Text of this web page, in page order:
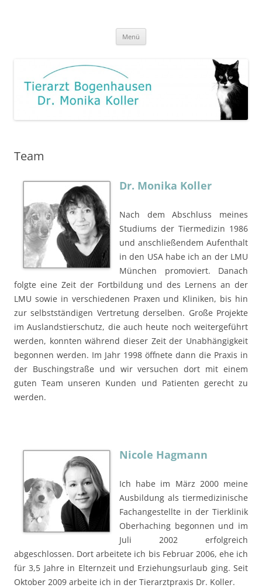
Menü
Team
Dr. Monika Koller
Nach dem Abschluss meines
Studiums der Tiermedizin 1986
und anschließendem Aufenthalt
in den USA habe ich an der LMU
München promoviert. Danach
folgte eine Zeit der Fortbildung und des Lernens an der
LMU sowie in verschiedenen Praxen und Kliniken, bis hin
zur selbstständigen Vertretung derselben. Große Projekte
im Auslandstierschutz, die auch heute noch weitergeführt
werden, konnten während dieser Zeit der Unabhängigkeit
begonnen werden. Im Jahr 1998 öffnete dann die Praxis in
der Buschingstraße und wir versuchen dort mit einem
guten Team unseren Kunden und Patienten gerecht zu
werden.
Nicole Hagmann
Ich habe im März 2000 meine
Ausbildung als tiermedizinische
Fachangestellte in der Tierklinik
Oberhaching begonnen und im
Juli 2002 erfolgreich
abgeschlossen. Dort arbeitete ich bis Februar 2006, ehe ich
für 3,5 Jahre in Elternzeit und Erziehungsurlaub ging. Seit
Oktober 2009 arbeite ich in der Tierarztpraxis Dr. Koller.